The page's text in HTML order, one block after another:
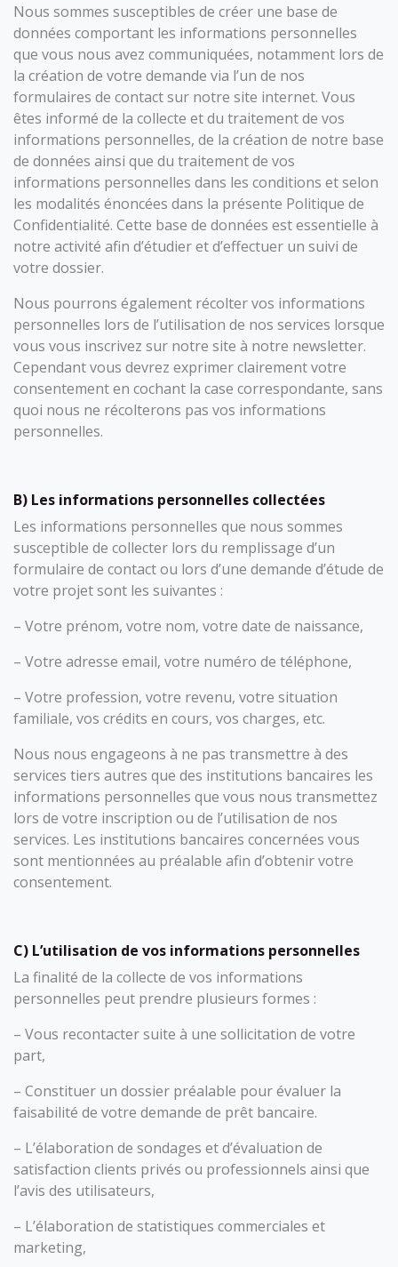
Nous sommes susceptibles de créer une base de
données comportant les informations personnelles
que vous nous avez communiquées, notamment lors de
la création de votre demande via l’un de nos
formulaires de contact sur notre site internet. Vous
êtes informé de la collecte et du traitement de vos
informations personnelles, de la création de notre base
de données ainsi que du traitement de vos
informations personnelles dans les conditions et selon
les modalités énoncées dans la présente Politique de
Confidentialité. Cette base de données est essentielle à
notre activité afin d’étudier et d’effectuer un suivi de
votre dossier.
Nous pourrons également récolter vos informations
personnelles lors de l’utilisation de nos services lorsque
vous vous inscrivez sur notre site à notre newsletter.
Cependant vous devrez exprimer clairement votre
consentement en cochant la case correspondante, sans
quoi nous ne récolterons pas vos informations
personnelles.
B) Les informations personnelles collectées
Les informations personnelles que nous sommes
susceptible de collecter lors du remplissage d’un
formulaire de contact ou lors d’une demande d’étude de
votre projet sont les suivantes :
– Votre prénom, votre nom, votre date de naissance,
– Votre adresse email, votre numéro de téléphone,
– Votre profession, votre revenu, votre situation
familiale, vos crédits en cours, vos charges, etc.
Nous nous engageons à ne pas transmettre à des
services tiers autres que des institutions bancaires les
informations personnelles que vous nous transmettez
lors de votre inscription ou de l’utilisation de nos
services. Les institutions bancaires concernées vous
sont mentionnées au préalable afin d’obtenir votre
consentement.
C) L’utilisation de vos informations personnelles
La finalité de la collecte de vos informations
personnelles peut prendre plusieurs formes :
– Vous recontacter suite à une sollicitation de votre
part,
– Constituer un dossier préalable pour évaluer la
faisabilité de votre demande de prêt bancaire.
– L’élaboration de sondages et d’évaluation de
satisfaction clients privés ou professionnels ainsi que
l’avis des utilisateurs,
– L’élaboration de statistiques commerciales et
marketing,